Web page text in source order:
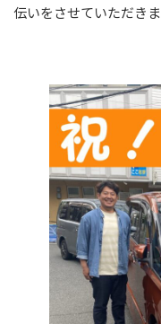
伝いをさせていただきま